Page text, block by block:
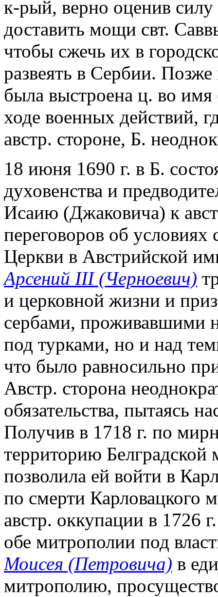
к-рый, верно оценив силу
доставить мощи свт.
чтобы сжечь их в
развеять в Сербии.
была выстроена ц. во
ходе военных действий,
австр. стороне, Б.
18 июня 1690 г. в Б.
духовенства и
Исаию (Джаковича) к
переговоров об условиях
Церкви в Австрийской
Арсений III (Черноевич)
и церковной жизни и
сербами, проживавшими
под турками, но и над
что было равносильно
Австр. сторона
обязательства, пытаясь
Получив в 1718 г. по
территорию
позволила ей войти в
по смерти Карловацкого
австр. оккупации в 1726
обе митрополии под
Моисея (Петровича) в
митрополию,